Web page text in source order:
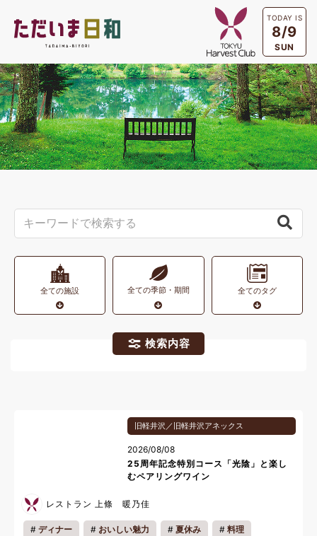
TODAY IS
8/9
SUN
全ての施設 全ての季節・期間 全てのタグ
検索内容
旧軽井沢／旧軽井沢アネックス
2026/08/08
25周年記念特別コース「光陰」と楽し
むペアリングワイン
レストラン 上條 暖乃佳
ディナー おいしい魅力 夏休み 料理